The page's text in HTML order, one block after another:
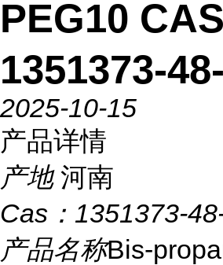
PEG10 CAS
1351373-
2025-10-15
产品详情
产地 河南
Cas： 1351373-
产品名称Bis-